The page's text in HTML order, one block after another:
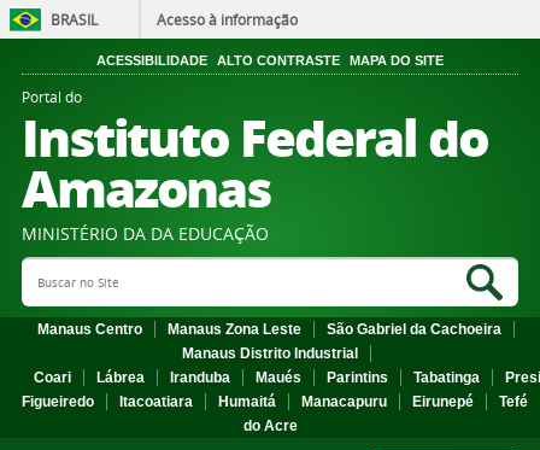
BRASIL Acesso à informação
ACESSIBILIDADE ALTO CONTRASTE MAPA DO SITE
Portal do
Instituto Federal do
Amazonas
MINISTÉRIO DA DA EDUCAÇÃO
Search Site
Manaus Centro Manaus Zona Leste
São Gabriel da Cachoeira
Manaus Distrito Industrial
Coari
Lábrea Iranduba Maués Parintins Tabatinga
Figueiredo
Itacoatiara Humaitá Manacapuru Eirunepé
Tefé
do Acre